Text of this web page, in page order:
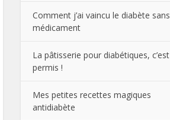
Comment j’ai vaincu le diabète sans
médicament
La pâtisserie pour diabétiques, c’est
permis !
Mes petites recettes magiques
antidiabète